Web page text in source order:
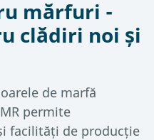
mărfuri -
clădiri noi și
de marfă
permite
facilități de producție